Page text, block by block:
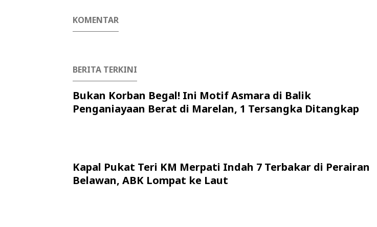
KOMENTAR
BERITA TERKINI
Bukan Korban Begal! Ini Motif Asmara di Balik
Penganiayaan Berat di Marelan, 1 Tersangka Ditangkap
Kapal Pukat Teri KM Merpati Indah 7 Terbakar di Perairan
Belawan, ABK Lompat ke Laut